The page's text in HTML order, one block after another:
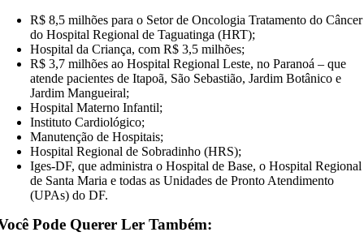
R$ 8,5 milhões para o Setor de Oncologia Tratamento do Câncer
do Hospital Regional de Taguatinga (HRT);
Hospital da Criança, com R$ 3,5 milhões;
R$ 3,7 milhões ao Hospital Regional Leste, no Paranoá – que
atende pacientes de Itapoã, São Sebastião, Jardim Botânico e
Jardim Mangueiral;
Hospital Materno Infantil;
Instituto Cardiológico;
Manutenção de Hospitais;
Hospital Regional de Sobradinho (HRS);
Iges-DF, que administra o Hospital de Base, o Hospital Regional
de Santa Maria e todas as Unidades de Pronto Atendimento
(UPAs) do DF.
Pode Querer Ler Também: